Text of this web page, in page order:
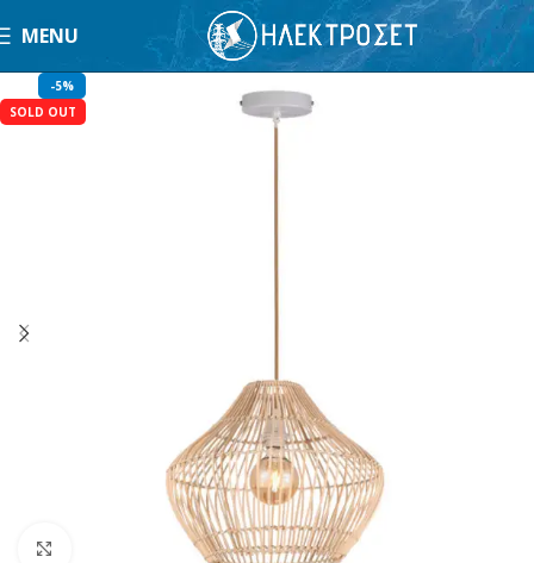
MENU
-5%
SOLD OUT
Κλικ για μεγέθυνση